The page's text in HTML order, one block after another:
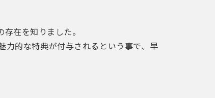
在を知りました。
力的な特典が付与されるという事で、早